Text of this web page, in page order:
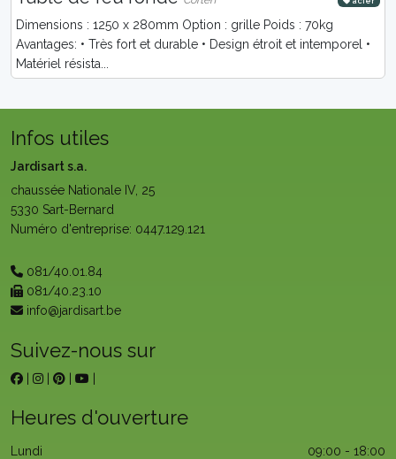
Dimensions : 1250 x 280mm Option : grille Poids : 70kg
Avantages: • Très fort et durable • Design étroit et intemporel •
Matériel résista...
Infos utiles
Jardisart s.a.
chaussée Nationale IV, 25
5330 Sart-Bernard
Numéro d'entreprise: 0447.129.121
081/40.01.84
081/40.23.10
info@jardisart.be
Suivez-nous sur
Heures d'ouverture
Lundi 09:00 - 18:00